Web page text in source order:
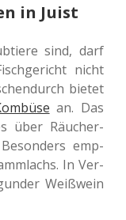
in Juist
sind, darf
nicht
bietet
an. Das
über Räu­cher­
emp­
In Ver­
Weiß­wein